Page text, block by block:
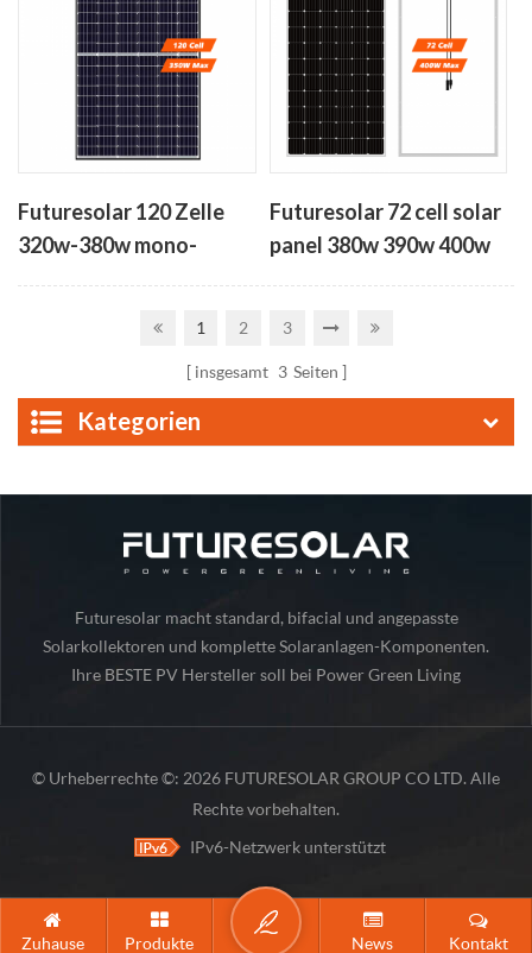
Futuresolar 120 Zelle
320w-380w mono-
Futuresolar 72 cell solar
panel 380w 390w 400w
1 2 3
insgesamt 3 Seiten
Kategorien
Futuresolar macht standard, bifacial und angepasste
Solarkollektoren und komplette Solaranlagen-Komponenten.
Ihre BESTE PV Hersteller soll bei Power Green Living
© Urheberrechte ©: 2026 FUTURESOLAR GROUP CO LTD. Alle
Rechte vorbehalten.
IPv6-Netzwerk unterstützt
Zuhause Produkte News Kontakt